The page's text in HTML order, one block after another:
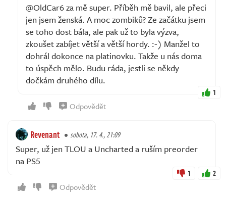
@OldCar6 za mě super. Příběh mě bavil, ale přeci
jen jsem ženská. A moc zombiků? Ze začátku jsem
se toho dost bála, ale pak už to byla výzva,
zkoušet zabíjet větší a větší hordy. :-) Manžel to
dohrál dokonce na platinovku. Takže u nás doma
to úspěch mělo. Budu ráda, jestli se někdy
dočkám druhého dílu.
1
Odpovědět
Revenant sobota, 17. 4., 21:09
Super, už jen TLOU a Uncharted a ruším preorder
na PS5
1 2
Odpovědět